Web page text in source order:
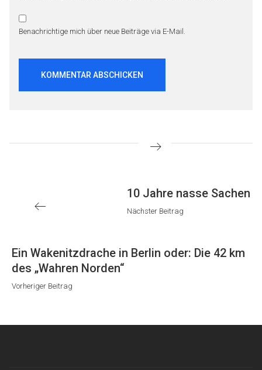
Benachrichtige mich über neue Beiträge via E-Mail.
Beitragsnavigation
Nächster
Beitrag
10 Jahre nasse Sachen
Nächster Beitrag
Vorheriger
Beitrag
Ein Wakenitzdrache in Berlin oder: Die 42 km
des „Wahren Norden“
Vorheriger Beitrag